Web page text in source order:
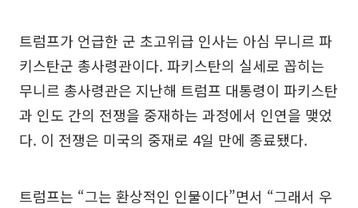
트럼프가 언급한 군 초고위급 인사는 아심 무니르 파
키스탄군 총사령관이다. 파키스탄의 실세로 꼽히는
무니르 총사령관은 지난해 트럼프 대통령이 파키스탄
과 인도 간의 전쟁을 중재하는 과정에서 인연을 맺었
다. 이 전쟁은 미국의 중재로 4일 만에 종료됐다.
트럼프는 “그는 환상적인 인물이다”면서 “그래서 우